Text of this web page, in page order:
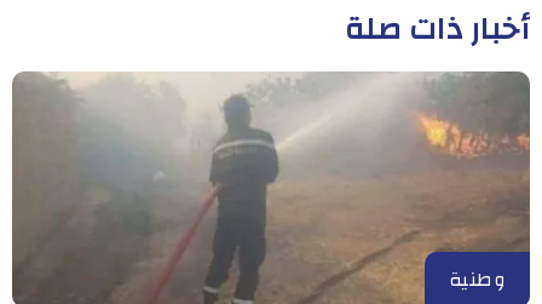
أخبار ذات صلة
وطنية